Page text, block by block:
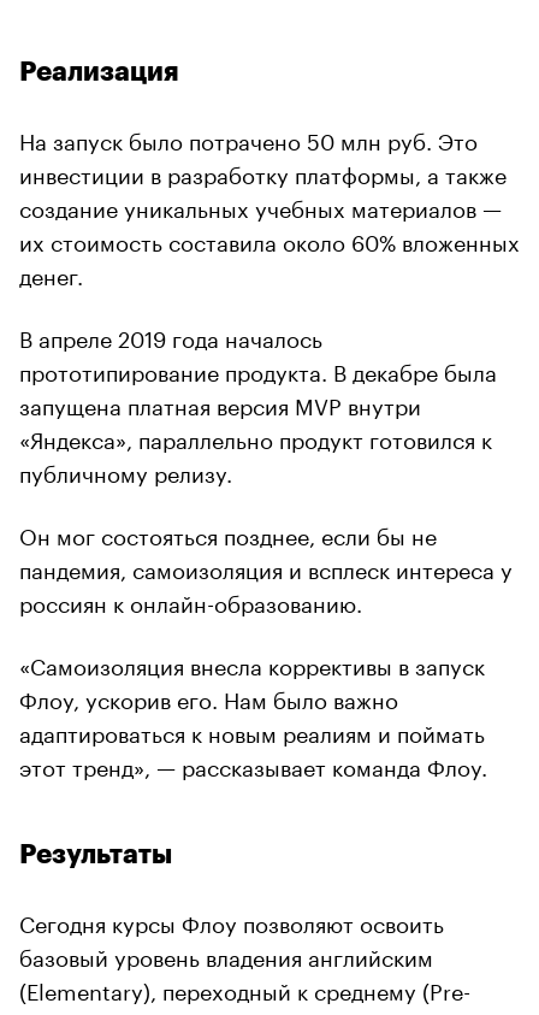
Реализация
На запуск было потрачено 50 млн руб. Это
инвестиции в разработку платформы, а также
создание уникальных учебных материалов —
их стоимость составила около 60% вложенных
денег.
В апреле 2019 года началось
прототипирование продукта. В декабре была
запущена платная версия MVP внутри
«Яндекса», параллельно продукт готовился к
публичному релизу.
Он мог состояться позднее, если бы не
пандемия, самоизоляция и всплеск интереса у
россиян к онлайн-образованию.
«Самоизоляция внесла коррективы в запуск
Флоу, ускорив его. Нам было важно
адаптироваться к новым реалиям и поймать
этот тренд», — рассказывает команда Флоу.
Результаты
Сегодня курсы Флоу позволяют освоить
базовый уровень владения английским
(Elementary), переходный к среднему (Pre-